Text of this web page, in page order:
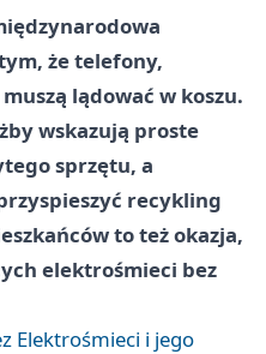
że telefony,
lądować w koszu.
wskazują proste
sprzętu, a
recykling
to też okazja,
elektrośmieci bez
Elektrośmieci i jego